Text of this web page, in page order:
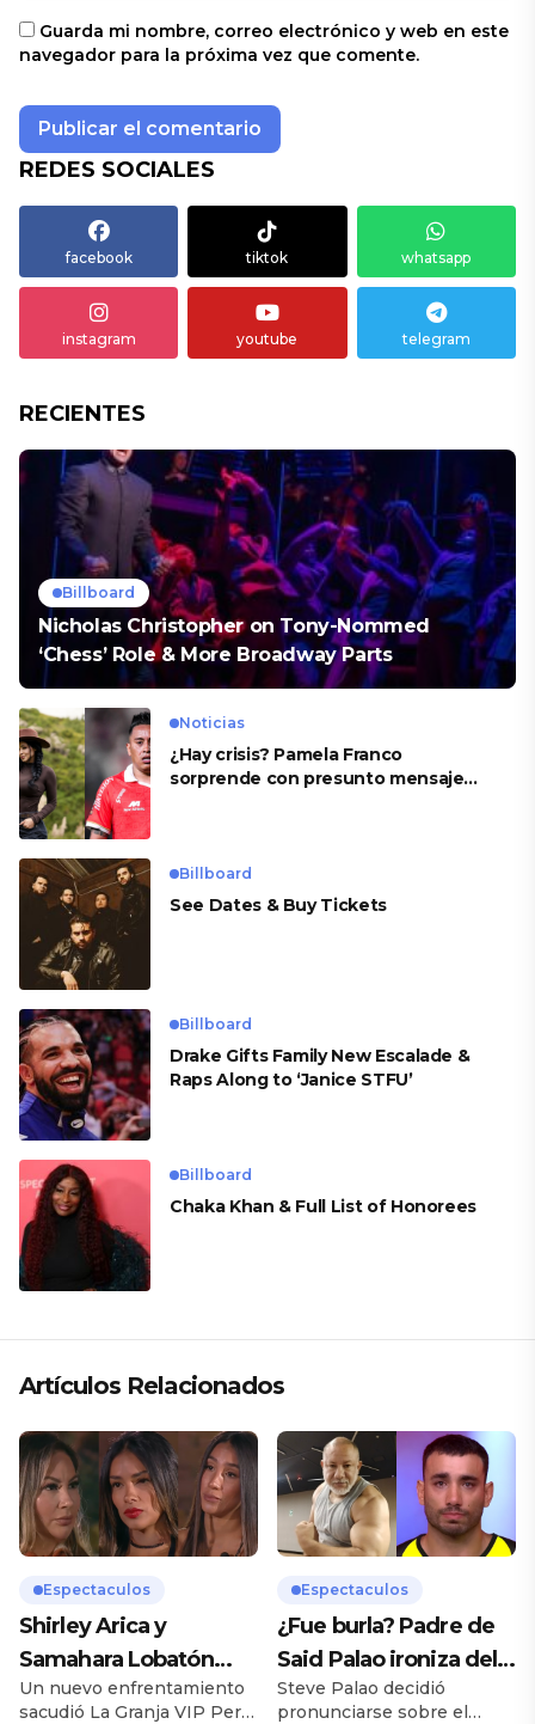
Guarda mi nombre, correo electrónico y web en este
navegador para la próxima vez que comente.
REDES SOCIALES
facebook tiktok whatsapp
instagram youtube telegram
RECIENTES
Billboard
Nicholas Christopher on Tony-Nommed
‘Chess’ Role & More Broadway Parts
Noticias
¿Hay crisis? Pamela Franco
sorprende con presunto mensaje
Billboard
See Dates & Buy Tickets
Billboard
Drake Gifts Family New Escalade &
Raps Along to ‘Janice STFU’
Billboard
Chaka Khan & Full List of Honorees
Artículos Relacionados
Espectaculos
Shirley Arica y
Samahara Lobatón
confrontan a Pamela
Un nuevo enfrentamiento
sacudió La Granja VIP Perú
Espectaculos
¿Fue burla? Padre de
Said Palao ironiza del
ampay de su hijo en
Steve Palao decidió
pronunciarse sobre el